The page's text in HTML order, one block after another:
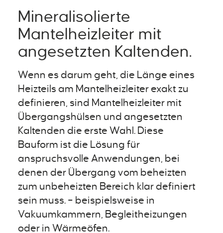
Mineralisolierte
Mantelheizleiter mit
angesetzten Kaltenden.
Wenn es darum geht, die Länge eines
Heizteils am Mantelheizleiter exakt zu
definieren, sind Mantelheizleiter mit
Übergangshülsen und angesetzten
Kaltenden die erste Wahl. Diese
Bauform ist die Lösung für
anspruchsvolle Anwendungen, bei
denen der Übergang vom beheizten
zum unbeheizten Bereich klar definiert
sein muss. – beispielsweise in
Vakuumkammern, Begleitheizungen
oder in Wärmeöfen.